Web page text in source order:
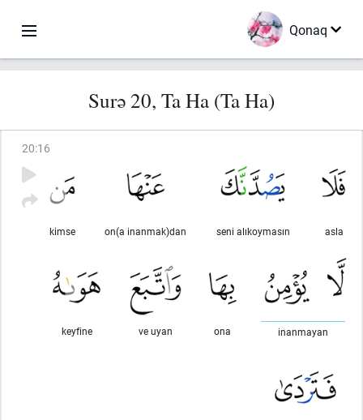
Qonaq
Surə 20, Ta Ha (Ta Ha)
20:16
asla
seni alıkoymasın
on(a inanmak)dan
kimse
inanmayan
ona
ve uyan
keyfine